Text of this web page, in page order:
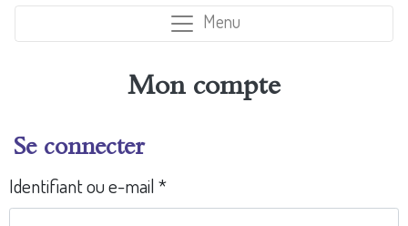
Menu
Mon compte
Se connecter
Identifiant ou e-mail *